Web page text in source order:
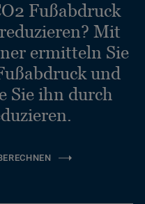
Fußabdruck
Mit
ermitteln Sie
und
Sie ihn durch